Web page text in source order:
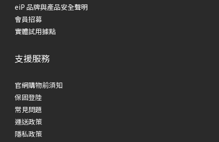
eiP 品牌與產品安全聲明
會員招募
實體試用據點
支援服務
官網購物前須知
保固登陸
常見問題
運送政策
隱私政策